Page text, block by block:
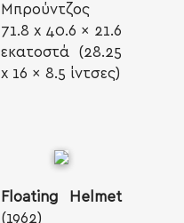
Μπρούντζος
71.8 x 40.6 x 21.6
εκατοστά (28.25
x 16 x 8.5 ίντσες)
Floating Helmet
(1962)